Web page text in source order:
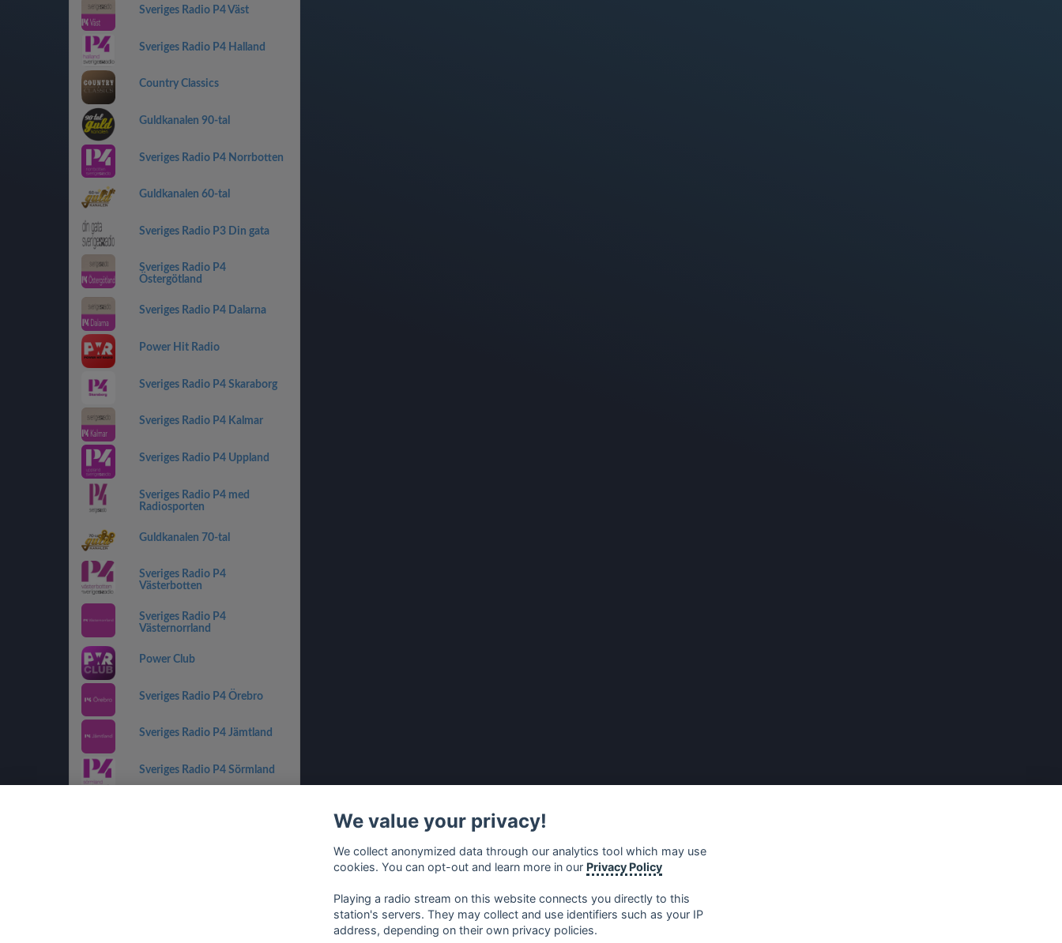
Sveriges Radio P4 Väst
Sveriges Radio P4 Halland
Country Classics
Guldkanalen 90-tal
Sveriges Radio P4 Norrbotten
Guldkanalen 60-tal
Sveriges Radio P3 Din gata
Sveriges Radio P4
Östergötland
Sveriges Radio P4 Dalarna
Power Hit Radio
Sveriges Radio P4 Skaraborg
Sveriges Radio P4 Kalmar
Sveriges Radio P4 Uppland
Sveriges Radio P4 med
Radiosporten
Guldkanalen 70-tal
Sveriges Radio P4
Västerbotten
Sveriges Radio P4
Västernorrland
Power Club
Sveriges Radio P4 Örebro
Sveriges Radio P4 Jämtland
Sveriges Radio P4 Sörmland
We value your privacy!
We collect anonymized data through our analytics tool which may use
cookies. You can opt-out and learn more in our Privacy Policy
Playing a radio stream on this website connects you directly to this
station's servers. They may collect and use identifiers such as your IP
address, depending on their own privacy policies.